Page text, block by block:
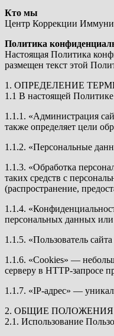
Кто мы
Центр Коррекции
Политика
Настоящая Политика
размещен текст этой
1. ОПРЕДЕЛЕНИЕ
1.1 В настоящей
1.1.1. «Администрация
также определяет цели
1.1.2. «Персональные
1.1.3. «Обработка
таких средств с
(распространение,
1.1.4.
персональных данных
1.1.5. «Пользователь
1.1.6. «Cookies» —
серверу в HTTP-запросе
1.1.7. «IP-адрес» —
2. ОБЩИЕ ПОЛОЖЕНИЯ
2.1. Использование